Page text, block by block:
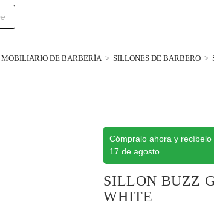
MOBILIARIO DE BARBERÍA > SILLONES DE BARBERO >
Cómpralo ahora y
17 de agosto
SILLON BUZZ
WHITE